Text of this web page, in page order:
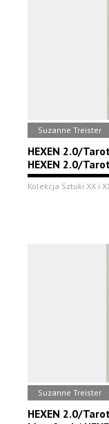
Suzanne Treister
HEXEN 2.0/
HEXEN 2.0/
Kolekcja Sztuki XX i
Suzanne Treister
HEXEN 2.0/